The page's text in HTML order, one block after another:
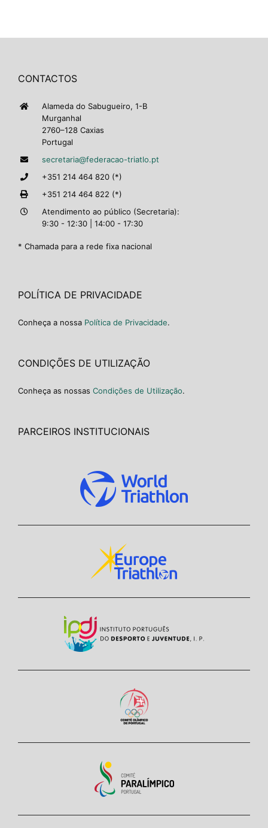
CONTACTOS
Alameda do Sabugueiro, 1-B
Murganhal
2760–128 Caxias
Portugal
secretaria@federacao-triatlo.pt
+351 214 464 820 (*)
+351 214 464 822 (*)
Atendimento ao público (Secretaria):
9:30 - 12:30 | 14:00 - 17:30
* Chamada para a rede fixa nacional
POLÍTICA DE PRIVACIDADE
Conheça a nossa Política de Privacidade.
CONDIÇÕES DE UTILIZAÇÃO
Conheça as nossas Condições de Utilização.
PARCEIROS INSTITUCIONAIS